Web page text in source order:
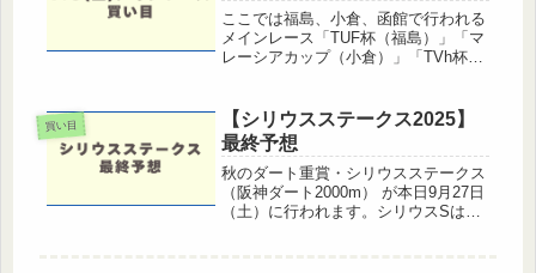
ここでは福島、小倉、函館で行われる
メインレース「TUF杯（福島）」「マ
レーシアカップ（小倉）」「TVh杯
ス・ダート1150m・定量）【傾向】
TUF杯が行われる福島ダート...
買い目
【シリウスステークス2025】
最終予想
秋のダート重賞・シリウスステークス
（阪神ダート2000m） が本日9月27日
（土）に行われます。シリウスSはハ